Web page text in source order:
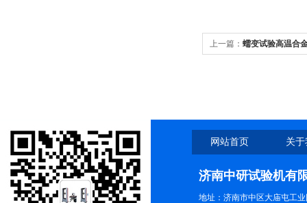
上一篇： 蠕变试验高温合
网站首页 关
济南中研试验机有
地址：济南市中区大庙屯工